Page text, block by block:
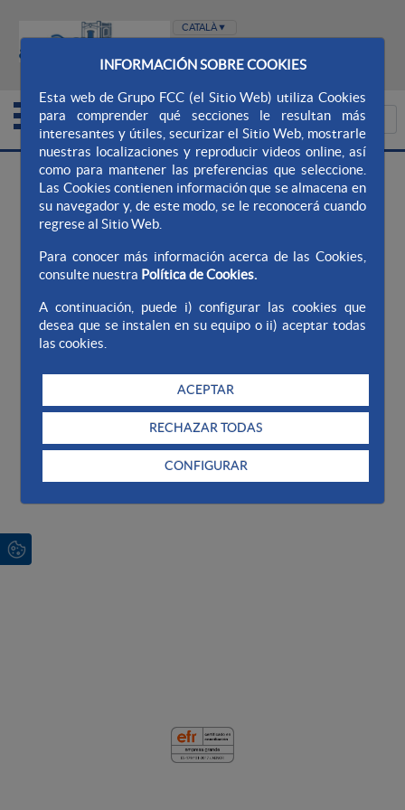
INFORMACIÓN SOBRE COOKIES
Esta web de Grupo FCC (el Sitio Web) utiliza Cookies
para comprender qué secciones le resultan más
interesantes y útiles, securizar el Sitio Web, mostrarle
nuestras localizaciones y reproducir videos online, así
como para mantener las preferencias que seleccione.
Las Cookies contienen información que se almacena en
su navegador y, de este modo, se le reconocerá cuando
regrese al Sitio Web.
Para conocer más información acerca de las Cookies,
consulte nuestra Política de Cookies.
A continuación, puede i) configurar las cookies que
desea que se instalen en su equipo o ii) aceptar todas
las cookies.
ACEPTAR
RECHAZAR TODAS
CONFIGURAR
WEB AQUALIA WEB AJUNTAMENT